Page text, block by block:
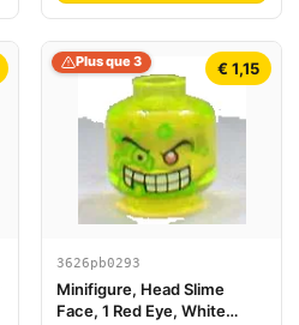
€ 1,15
Plus que 3
3626pb0293
Minifigure, Head Slime
Face, 1 Red Eye, White